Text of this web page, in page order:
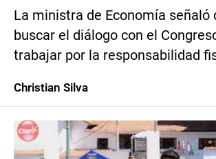
La ministra de Economía señaló
buscar el diálogo con el
trabajar por la responsabilidad
Christian Silva